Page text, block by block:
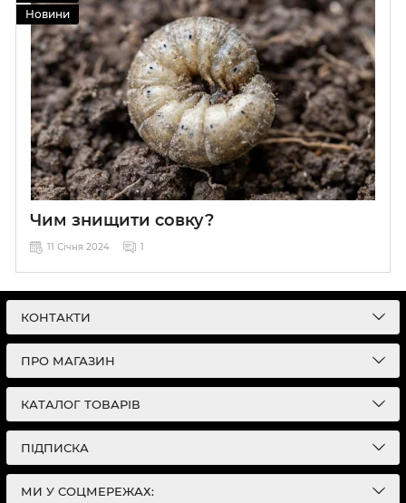
Новини
Чим знищити совку?
11 Січня 2024 1
КОНТАКТИ
ПРО МАГАЗИН
КАТАЛОГ ТОВАРІВ
ПІДПИСКА
МИ У СОЦМЕРЕЖАХ: